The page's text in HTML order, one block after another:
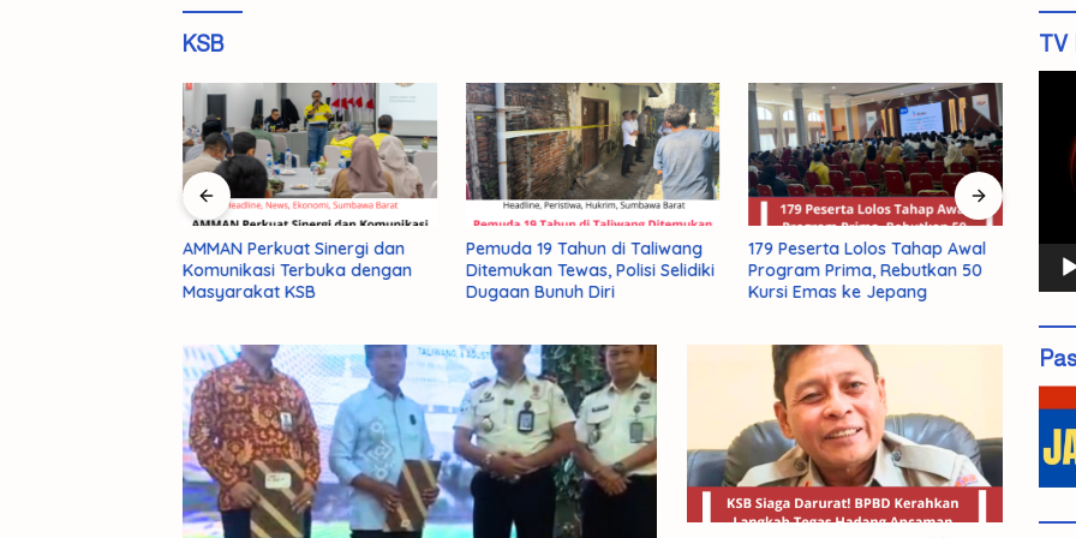
KSB
AMMAN Perkuat Sinergi dan
Komunikasi Terbuka dengan
Masyarakat KSB
Pemuda 19 Tahun di Taliwang
Ditemukan Tewas, Polisi Selidiki
Dugaan Bunuh Diri
179 Peserta Lolos Tahap Awal
Program Prima, Rebutkan 50
Kursi Emas ke Jepang
KSB
TV